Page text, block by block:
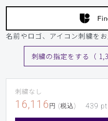
名前やロゴ、アイコン刺繍をお
刺繍の指定をする（
刺繍なし
16,116 円 (税込) 439 pt